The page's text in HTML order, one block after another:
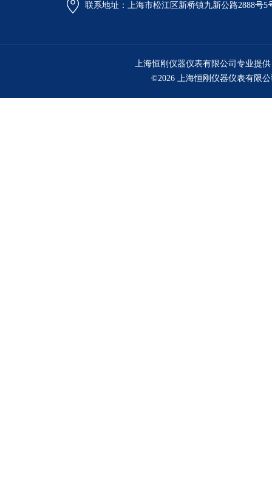
联系地址：上海市松江区新桥镇九新公路2888号5
上海恒刚仪器仪表有限公司专业提
©2026 上海恒刚仪器仪表有限